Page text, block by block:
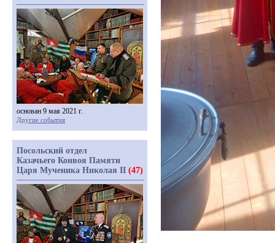
основан 9 мая 2021 г.
Другие события
Посольский отдел
Казачьего Конвоя Памяти
Царя Мученика Николая II (47)